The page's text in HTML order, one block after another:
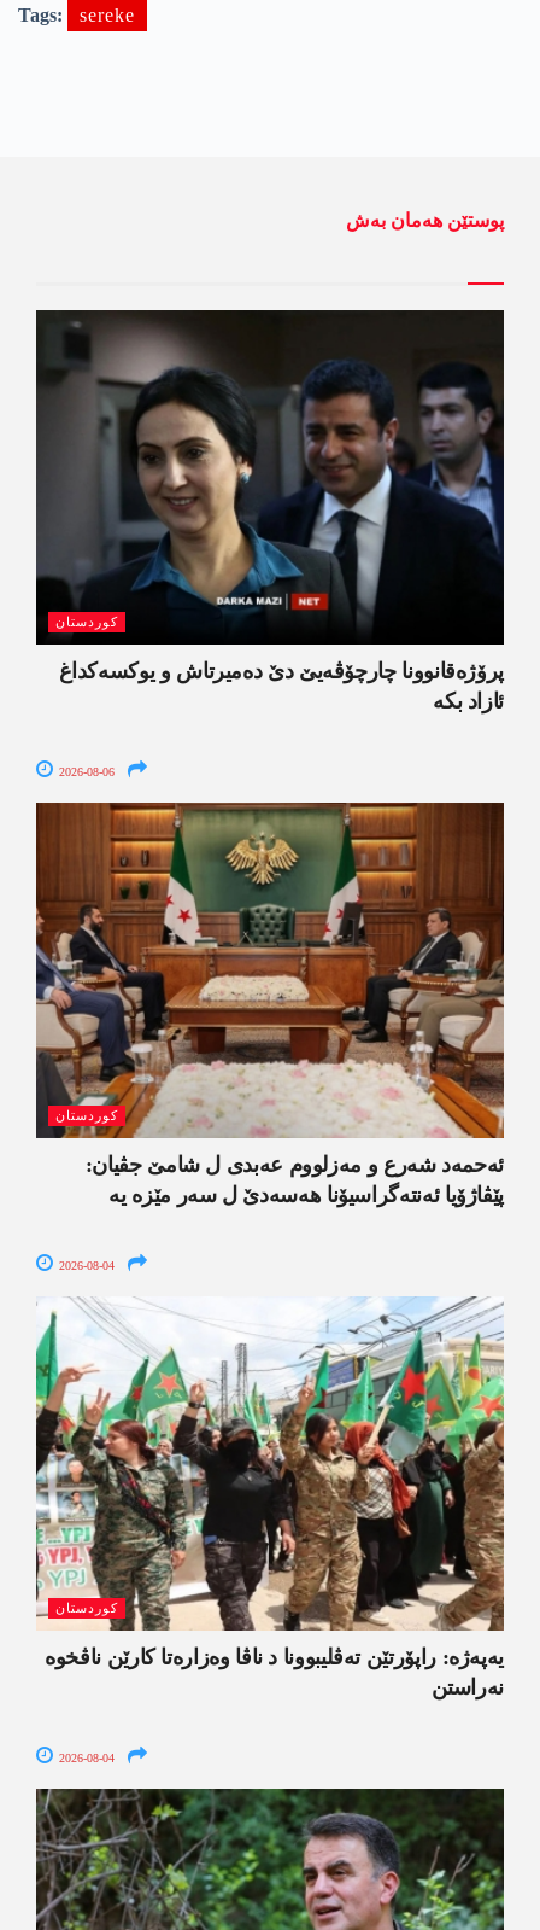
Tags: sereke
پوستێن ھەمان بەش
کوردستان
پرۆژەقانوونا چارچۆڤەیێ دێ دەمیرتاش و یوکسەکداغ
ئازاد بکە
2026-08-06
کوردستان
ئەحمەد شەرع و مەزلووم عەبدی ل شامێ جڤیان:
پێڤاژۆیا ئەنتەگراسیۆنا ھەسەدێ ل سەر مێزە یە
2026-08-04
کوردستان
یەپەژە: راپۆرتێن تەڤلیبوونا د ناڤا وەزارەتا کارێن ناڤخوە
نەراستن
2026-08-04